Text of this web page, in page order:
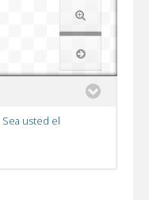
Sea usted el